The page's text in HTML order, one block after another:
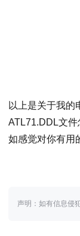
以上是关于我的
ATL71.DDL文
如感觉对你有用
声明：如有信息侵